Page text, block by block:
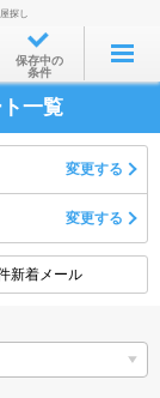
探し
保存中の
条件
一覧
変更する
変更する
新着メール